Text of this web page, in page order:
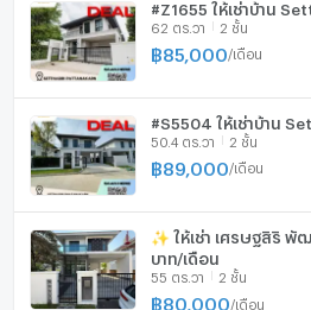
Big C บางนา : 7.9 กม.
Central บางนา : 7.9 กม.
Big C อ่อนนุช : 8.1 กม.
The Paseo : 8.6 กม.
The Mall ราม 1 , 2 : 10.1 กม.
The Mall บางกะปิ : 11.5 กม.
ไบเทคบางนา : 11.9 กม.
Airlink Park : 12.1 กม.
Tesco Lotus อ่อนนุช : 12.9 กม.
Ikea บางนา : 15.6 กม.
Mega บางนา : 15.6 กม.
ลิฟท์
ที่จอดรถ
มีอินเตอร์เน็ตไร้สาย (Wi-Fi) ใน
กล้องวงจรปิด (CCTV)
สระว่ายน้ำ
โรงยิม / ฟิตเนส
#Z1655 ให้เช่าบ้าน
62 ตร.วา 2 ชั้น
฿85,000 /เดือน
#S5504 ให้เช่าบ้าน
50.4 ตร.วา 2 ชั้น
฿89,000 /เดือน
✨ ให้เช่า เศรษฐสิริ พัฒนาการ✨
บาท/เดือน
55 ตร.วา 2 ชั้น
฿80,000 /เดือน